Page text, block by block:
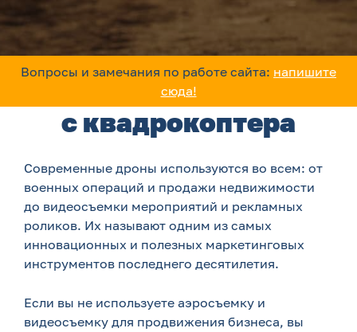
Услуги по аэросъемке
с квадрокоптера
Современные дроны используются во всем: от
военных операций и продажи недвижимости
до видеосъемки мероприятий и рекламных
роликов. Их называют одним из самых
инновационных и полезных маркетинговых
инструментов последнего десятилетия.
Если вы не используете аэросъемку и
видеосъемку для продвижения бизнеса, вы
Вопросы и замечания по работе сайта: напишите
сюда!